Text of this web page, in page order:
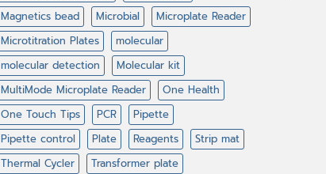
Magnetics bead
Microbial
Microplate Reader
Microtitration Plates
molecular
molecular detection
Molecular kit
MultiMode Microplate Reader
One Health
One Touch Tips
PCR
Pipette
Pipette control
Plate Reagents
Strip mat
Thermal Cycler
Transformer plate